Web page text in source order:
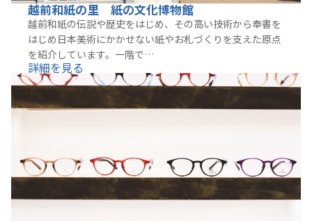
越前和紙の里 紙の文化博物館
越前和紙の伝説や歴史をはじめ、その高い技術から奉書を
はじめ日本美術にかかせない紙やお札づくりを支えた原点
を紹介しています。一階で…
詳細を見る